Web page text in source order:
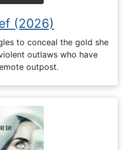
(2026)
to conceal the gold she
outlaws who have
outpost.